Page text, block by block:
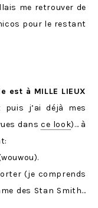
me retrouver de
pour le restant
est à MILLE LIEUX
puis j’ai déjà mes
dansce look)… à
(je comprends
des Stan Smith…